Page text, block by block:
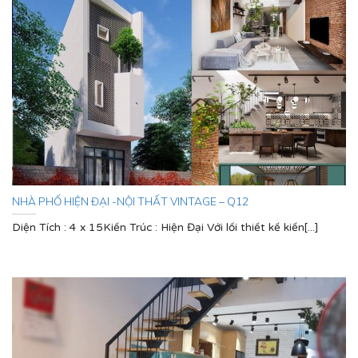
NHÀ PHỐ HIỆN ĐẠI -NỘI THẤT VINTAGE – Q12
Diện Tích : 4 x 15Kiến Trúc : Hiện Đại Với lối thiết kế kiến[...]